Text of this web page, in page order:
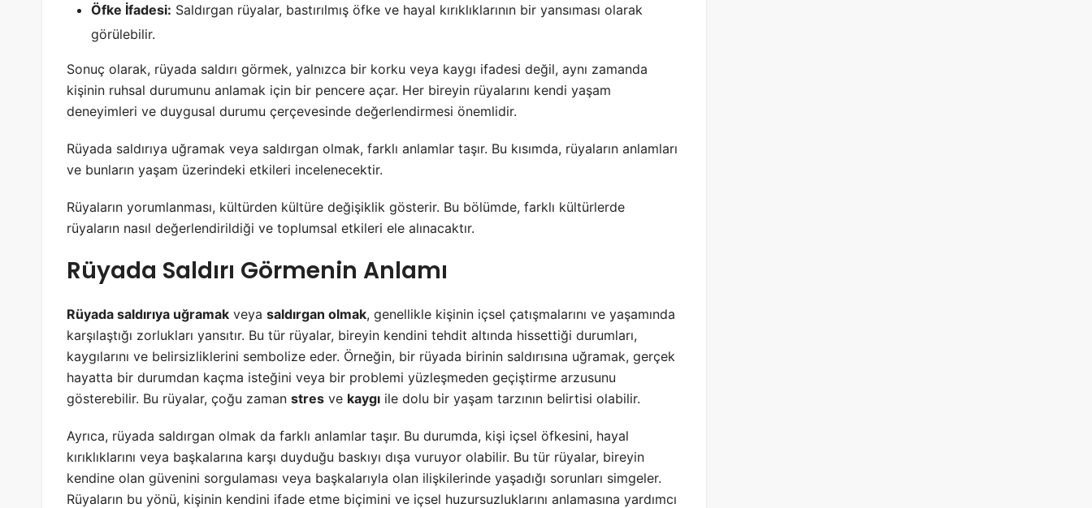
Öfke İfadesi: Saldırgan rüyalar, bastırılmış öfke ve hayal kırıklıklarının bir yansıması olarak
görülebilir.
Sonuç olarak, rüyada saldırı görmek, yalnızca bir korku veya kaygı ifadesi değil, aynı zamanda
kişinin ruhsal durumunu anlamak için bir pencere açar. Her bireyin rüyalarını kendi yaşam
deneyimleri ve duygusal durumu çerçevesinde değerlendirmesi önemlidir.
Rüyada saldırıya uğramak veya saldırgan olmak, farklı anlamlar taşır. Bu kısımda, rüyaların anlamları
ve bunların yaşam üzerindeki etkileri incelenecektir.
Rüyaların yorumlanması, kültürden kültüre değişiklik gösterir. Bu bölümde, farklı kültürlerde
rüyaların nasıl değerlendirildiği ve toplumsal etkileri ele alınacaktır.
Rüyada Saldırı Görmenin Anlamı
Rüyada saldırıya uğramak veya saldırgan olmak, genellikle kişinin içsel çatışmalarını ve yaşamında
karşılaştığı zorlukları yansıtır. Bu tür rüyalar, bireyin kendini tehdit altında hissettiği durumları,
kaygılarını ve belirsizliklerini sembolize eder. Örneğin, bir rüyada birinin saldırısına uğramak, gerçek
hayatta bir durumdan kaçma isteğini veya bir problemi yüzleşmeden geçiştirme arzusunu
gösterebilir. Bu rüyalar, çoğu zaman stres ve kaygı ile dolu bir yaşam tarzının belirtisi olabilir.
Ayrıca, rüyada saldırgan olmak da farklı anlamlar taşır. Bu durumda, kişi içsel öfkesini, hayal
kırıklıklarını veya başkalarına karşı duyduğu baskıyı dışa vuruyor olabilir. Bu tür rüyalar, bireyin
kendine olan güvenini sorgulaması veya başkalarıyla olan ilişkilerinde yaşadığı sorunları simgeler.
Rüyaların bu yönü, kişinin kendini ifade etme biçimini ve içsel huzursuzluklarını anlamasına yardımcı